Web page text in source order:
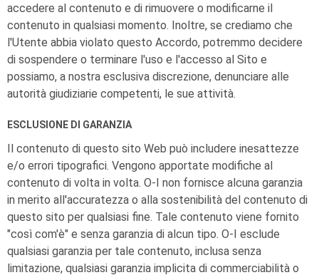
accedere al contenuto e di rimuovere o modificarne il
contenuto in qualsiasi momento. Inoltre, se crediamo che
l'Utente abbia violato questo Accordo, potremmo decidere
di sospendere o terminare l'uso e l'accesso al Sito e
possiamo, a nostra esclusiva discrezione, denunciare alle
autorità giudiziarie competenti, le sue attività.
ESCLUSIONE DI GARANZIA
Il contenuto di questo sito Web può includere inesattezze
e/o errori tipografici. Vengono apportate modifiche al
contenuto di volta in volta. O-I non fornisce alcuna garanzia
in merito all'accuratezza o alla sostenibilità del contenuto di
questo sito per qualsiasi fine. Tale contenuto viene fornito
"così com'è" e senza garanzia di alcun tipo. O-I esclude
qualsiasi garanzia per tale contenuto, inclusa senza
limitazione, qualsiasi garanzia implicita di commerciabilità o